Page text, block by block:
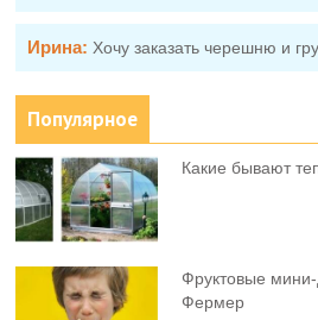
Ирина: Хочу заказать черешню и
Популярное
Какие бывают
Фруктовыe
Фермер